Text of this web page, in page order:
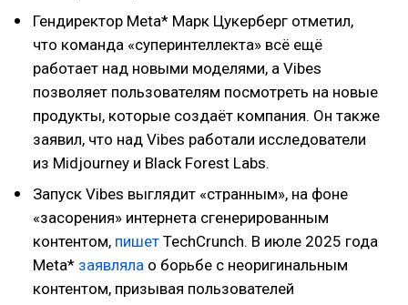
Гендиректор Meta* Марк Цукерберг отметил,
что команда «суперинтеллекта» всё ещё
работает над новыми моделями, а Vibes
позволяет пользователям посмотреть на новые
продукты, которые создаёт компания. Он также
заявил, что над Vibes работали исследователи
из Midjourney и Black Forest Labs.
Запуск Vibes выглядит «странным», на фоне
«засорения» интернета сгенерированным
контентом, пишет TechCrunch. В июле 2025 года
Meta* заявляла о борьбе с неоригинальным
контентом, призывая пользователей